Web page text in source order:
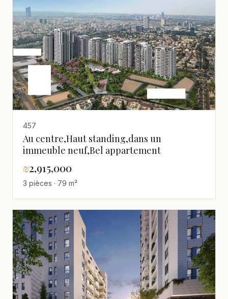
457
Au centre,Haut standing,dans un
immeuble neuf,Bel appartement
₪2,915,000
3 pièces · 79 m²